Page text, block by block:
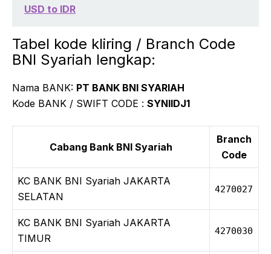
USD to IDR
Tabel kode kliring / Branch Code
BNI Syariah lengkap:
Nama BANK: PT BANK BNI SYARIAH
Kode BANK / SWIFT CODE : SYNIIDJ1
Cabang Bank BNI Syariah
Branch
Code
KC BANK BNI Syariah JAKARTA
SELATAN
4270027
KC BANK BNI Syariah JAKARTA
TIMUR
4270030